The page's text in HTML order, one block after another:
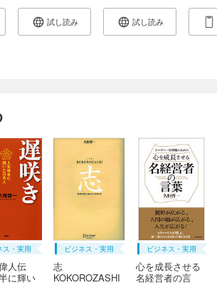
試し読み 試し読み
ス・実用
人伝
に輝い
ビジネス・実用
志
KOKOROZASHI
ビジネス・実用
心を成長させる
名経営者の言